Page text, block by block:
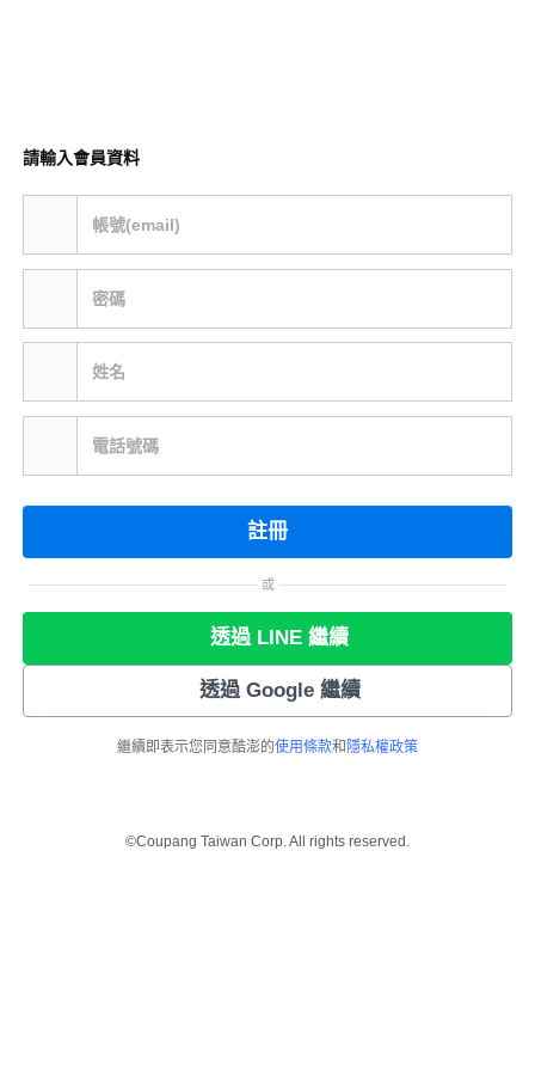
請輸入會員資料
帳號(email)
密碼
姓名
電話號碼
註冊
或
透過 LINE 繼續
透過 Google 繼續
繼續即表示您同意酷澎的使用條款和 隱私權政策
©Coupang Taiwan Corp. All rights reserved.